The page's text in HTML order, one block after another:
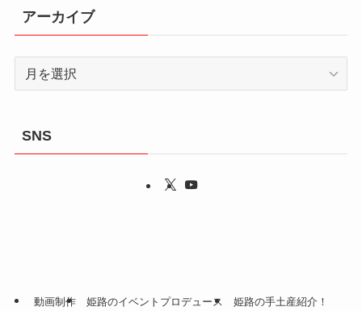
アーカイブ
SNS
動画制作 姫路のイベントプロデュース 姫路の手土産紹介！